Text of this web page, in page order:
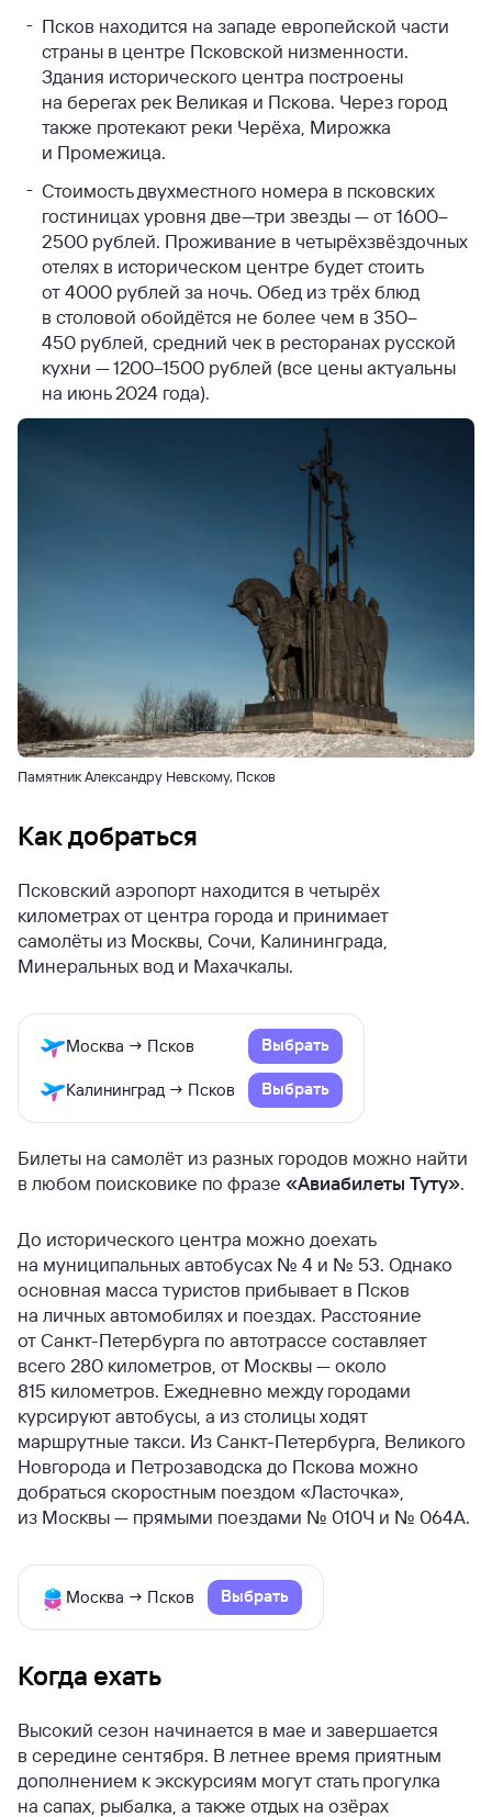
Псков находится на западе европейской части
страны в центре Псковской низменности.
Здания исторического центра построены
на берегах рек Великая и Пскова. Через город
также протекают реки Черёха, Мирожка
и Промежица.
Стоимость двухместного номера в псковских
гостиницах уровня две—три звезды — от 1600–
2500 рублей. Проживание в четырёхзвёздочных
отелях в историческом центре будет стоить
от 4000 рублей за ночь. Обед из трёх блюд
в столовой обойдётся не более чем в 350–
450 рублей, средний чек в ресторанах русской
кухни — 1200–1500 рублей (все цены актуальны
на июнь 2024 года).
Памятник Александру Невскому, Псков
Как добраться
Псковский аэропорт находится в четырёх
километрах от центра города и принимает
самолёты из Москвы, Сочи, Калининграда,
Минеральных вод и Махачкалы.
Москва → Псков Выбрать
Калининград → Псков Выбрать
Билеты на самолёт из разных городов можно найти
в любом поисковике по фразе «Авиабилеты Туту».
До исторического центра можно доехать
на муниципальных автобусах № 4 и № 53. Однако
основная масса туристов прибывает в Псков
на личных автомобилях и поездах. Расстояние
от Санкт-Петербурга по автотрассе составляет
всего 280 километров, от Москвы — около
815 километров. Ежедневно между городами
курсируют автобусы, а из столицы ходят
маршрутные такси. Из Санкт-Петербурга, Великого
Новгорода и Петрозаводска до Пскова можно
добраться скоростным поездом «Ласточка»,
из Москвы — прямыми поездами № 010Ч и № 064А.
Москва → Псков Выбрать
Когда ехать
Высокий сезон начинается в мае и завершается
в середине сентября. В летнее время приятным
дополнением к экскурсиям могут стать прогулка
на сапах, рыбалка, а также отдых на озёрах